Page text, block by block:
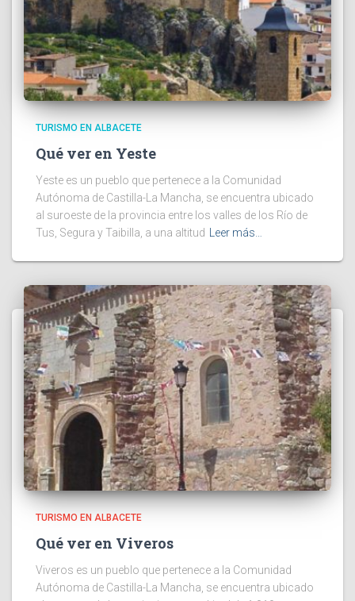
TURISMO EN ALBACETE
Qué ver en Yeste
Yeste es un pueblo que pertenece a la Comunidad
Autónoma de Castilla-La Mancha, se encuentra ubicado
al suroeste de la provincia entre los valles de los Río de
Tus, Segura y Taibilla, a una altitud Leer más…
TURISMO EN ALBACETE
Qué ver en Viveros
Viveros es un pueblo que pertenece a la Comunidad
Autónoma de Castilla-La Mancha, se encuentra ubicado